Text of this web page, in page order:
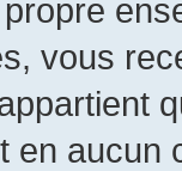
vous
en